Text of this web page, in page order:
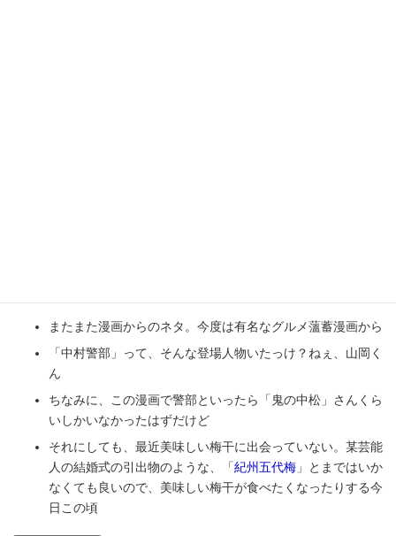
またまた漫画からのネタ。今度は有名なグルメ薀蓄漫画から
「中村警部」って、そんな登場人物いたっけ？ねぇ、山岡く
ん
ちなみに、この漫画で警部といったら「鬼の中松」さんくら
いしかいなかったはずだけど
それにしても、最近美味しい梅干に出会っていない。某芸能
人の結婚式の引出物のような、「紀州五代梅 」とまではいか
なくても良いので、美味しい梅干が食べたくなったりする今
日この頃